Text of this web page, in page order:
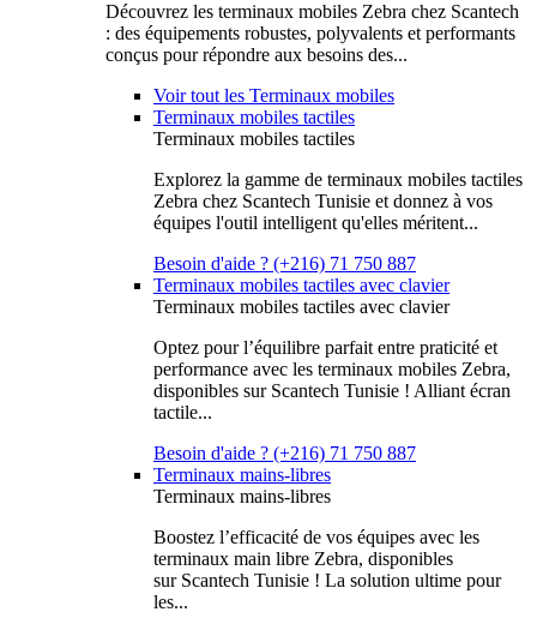
Découvrez les terminaux mobiles Zebra chez Scantech
: des équipements robustes, polyvalents et performants
conçus pour répondre aux besoins des...
Voir tout les Terminaux mobiles
Terminaux mobiles tactiles
Terminaux mobiles tactiles
Explorez la gamme de terminaux mobiles tactiles
Zebra chez Scantech Tunisie et donnez à vos
équipes l'outil intelligent qu'elles méritent...
Besoin d'aide ? (+216) 71 750 887
Terminaux mobiles tactiles avec clavier
Terminaux mobiles tactiles avec clavier
Optez pour l’équilibre parfait entre praticité et
performance avec les terminaux mobiles Zebra,
disponibles sur Scantech Tunisie ! Alliant écran
tactile...
Besoin d'aide ? (+216) 71 750 887
Terminaux mains-libres
Terminaux mains-libres
Boostez l’efficacité de vos équipes avec les
terminaux main libre Zebra, disponibles
sur Scantech Tunisie ! La solution ultime pour
les...